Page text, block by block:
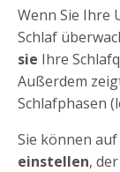
Wenn Sie Ihre
Schlaf
sie Ihre
Außerdem
Schlafphasen
Sie können
einstellen,